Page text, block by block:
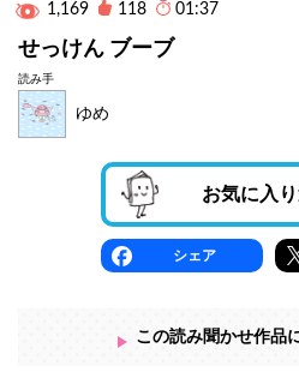
1,169
118 01:37
せっけん ブーブ
読み手
ゆめ
お気に入
シェア
この読み聞かせ作品